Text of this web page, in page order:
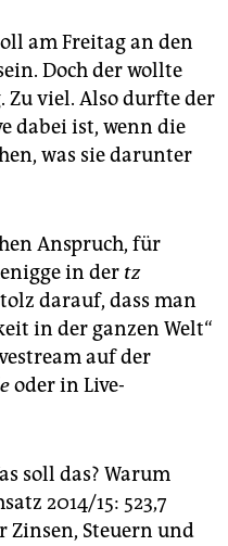
am Freitag an den
Doch der wollte
viel. Also durfte der
dabei ist, wenn die
was sie darunter
Anspruch, für
in der tz
darauf, dass man
in der ganzen Welt“
auf der
oder in Live-
soll das? Warum
2014/15: 523,7
Steuern und